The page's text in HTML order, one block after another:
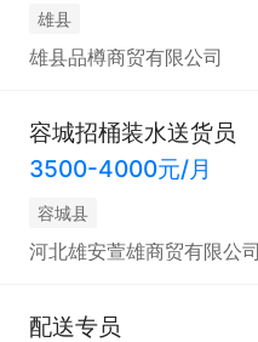
雄县
雄县品樽商贸有限公司
容城招桶装水送货员
3500-4000元/月
容城县
河北雄安萱雄商贸有限公司
配送专员